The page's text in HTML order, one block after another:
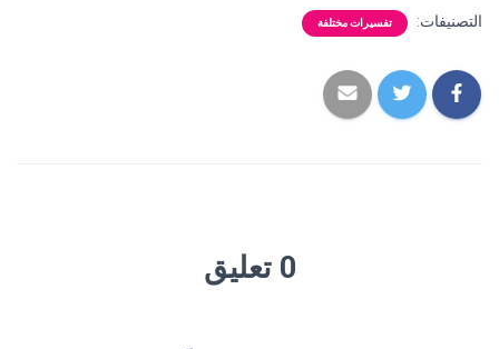
التصنيفات: تفسيرات مختلفة
0 تعليق